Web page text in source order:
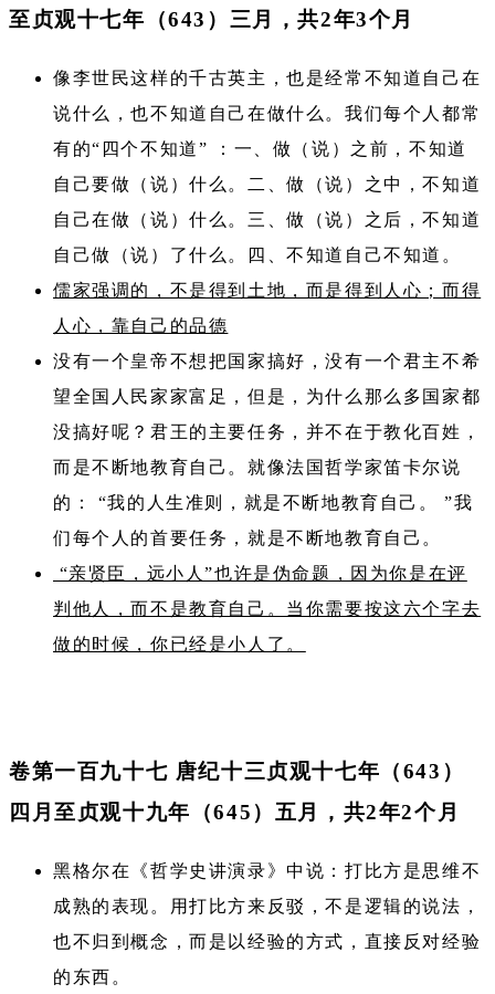
至贞观十七年（643）三月，共2年3个月
像李世民这样的千古英主，也是经常不知道自己在
说什么，也不知道自己在做什么。我们每个人都常
有的“四个不知道” ：一、做（说）之前，不知道
自己要做（说）什么。二、做（说）之中，不知道
自己在做（说）什么。三、做（说）之后，不知道
自己做（说）了什么。四、不知道自己不知道。
儒家强调的，不是得到土地，而是得到人心；而得
人心，靠自己的品德
没有一个皇帝不想把国家搞好，没有一个君主不希
望全国人民家家富足，但是，为什么那么多国家都
没搞好呢？君王的主要任务，并不在于教化百姓，
而是不断地教育自己。就像法国哲学家笛卡尔说
的： “我的人生准则，就是不断地教育自己。 ”我
们每个人的首要任务，就是不断地教育自己。
“亲贤臣，远小人”也许是伪命题，因为你是在评
判他人，而不是教育自己。当你需要按这六个字去
做的时候，你已经是小人了。
卷第一百九十七 唐纪十三贞观十七年（643）
四月至贞观十九年（645）五月，共2年2个月
黑格尔在《哲学史讲演录》中说：打比方是思维不
成熟的表现。用打比方来反驳，不是逻辑的说法，
也不归到概念，而是以经验的方式，直接反对经验
的东西。